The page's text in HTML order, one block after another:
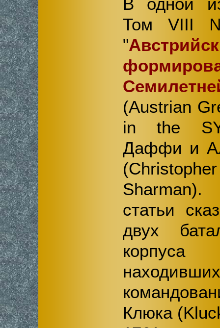
Том VIII
"
(Austrian
in the
Даффи и
статьи
двух
Клюка